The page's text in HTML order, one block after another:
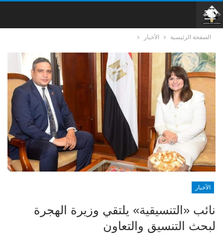
الصفحة الرئيسية الأخبار
الأخبار
نائب «التنسيقية» يلتقي وزيرة الهجرة
لبحث التنسيق والتعاون